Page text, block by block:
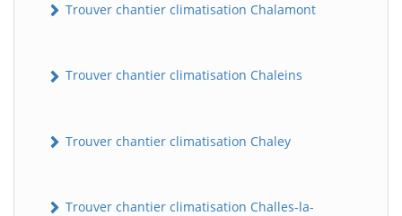
Trouver chantier climatisation Chalamont
Trouver chantier climatisation Chaleins
Trouver chantier climatisation Chaley
Trouver chantier climatisation Challes-la-